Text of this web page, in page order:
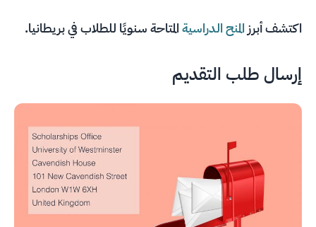
اكتشف أبرز المنح الدراسيةالمتاحة سنويًا للطلاب في بريطانيا.
إرسال طلب التقديم